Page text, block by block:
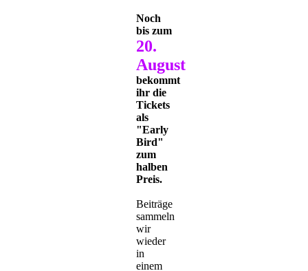
Noch
bis zum
20.
August
bekommt
ihr die
Tickets
als
"Early
Bird"
zum
halben
Preis.
Beiträge
sammeln
wir
wieder
in
einem